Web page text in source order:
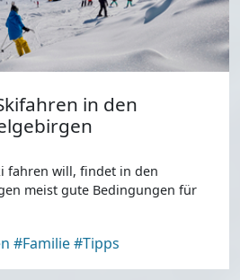
in den
fahren will, findet in den
meist gute Bedingungen für
#Familie#Tipps